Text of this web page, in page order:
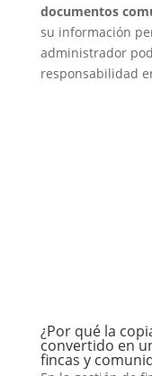
documentos
su información
administrador
responsabilidad
¿Por qué la
convertido en
fincas y